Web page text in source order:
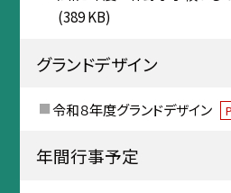
(389 KB)
グランドデザイン
令和８年度グランドデザイン
年間行事予定